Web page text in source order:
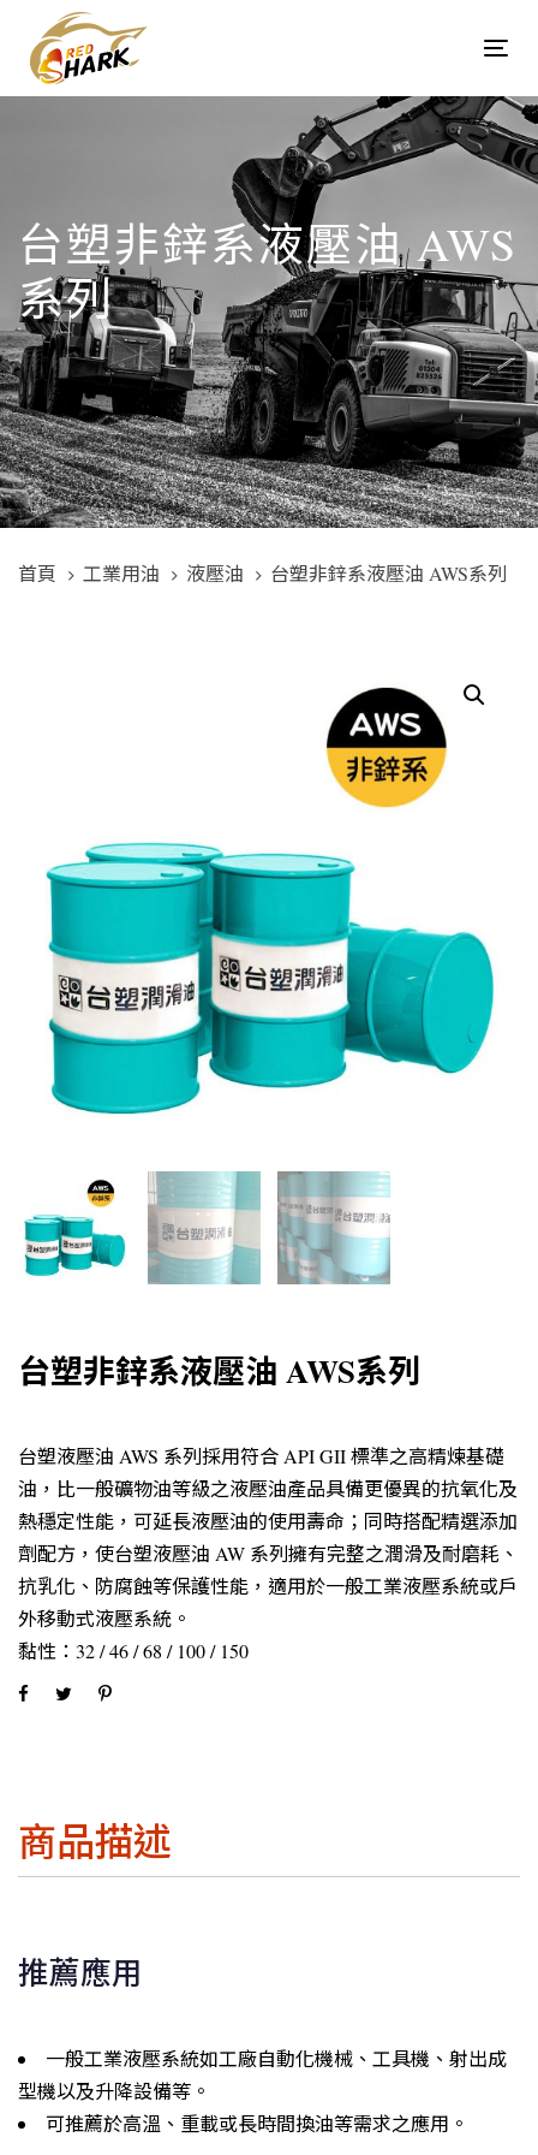
links
content
台塑非鋅系液壓油 AWS
系列
首頁 工業用油 液壓油 台塑非鋅系液壓油 AWS系列
台塑非鋅系液壓油 AWS系列
台塑液壓油 AWS 系列採用符合 API GII 標準之高精煉基礎
油，比一般礦物油等級之液壓油產品具備更優異的抗氧化及
熱穩定性能，可延長液壓油的使用壽命；同時搭配精選添加
劑配方，使台塑液壓油 AW 系列擁有完整之潤滑及耐磨耗、
抗乳化、防腐蝕等保護性能，適用於一般工業液壓系統或戶
外移動式液壓系統。
黏性：32 / 46 / 68 / 100 / 150
商品描述
推薦應用
一般工業液壓系統如工廠自動化機械、工具機、射出成
型機以及升降設備等。
可推薦於高溫、重載或長時間換油等需求之應用。